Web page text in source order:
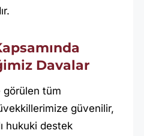
Davalar
görülen tüm
güvenilir,
hukuki destek